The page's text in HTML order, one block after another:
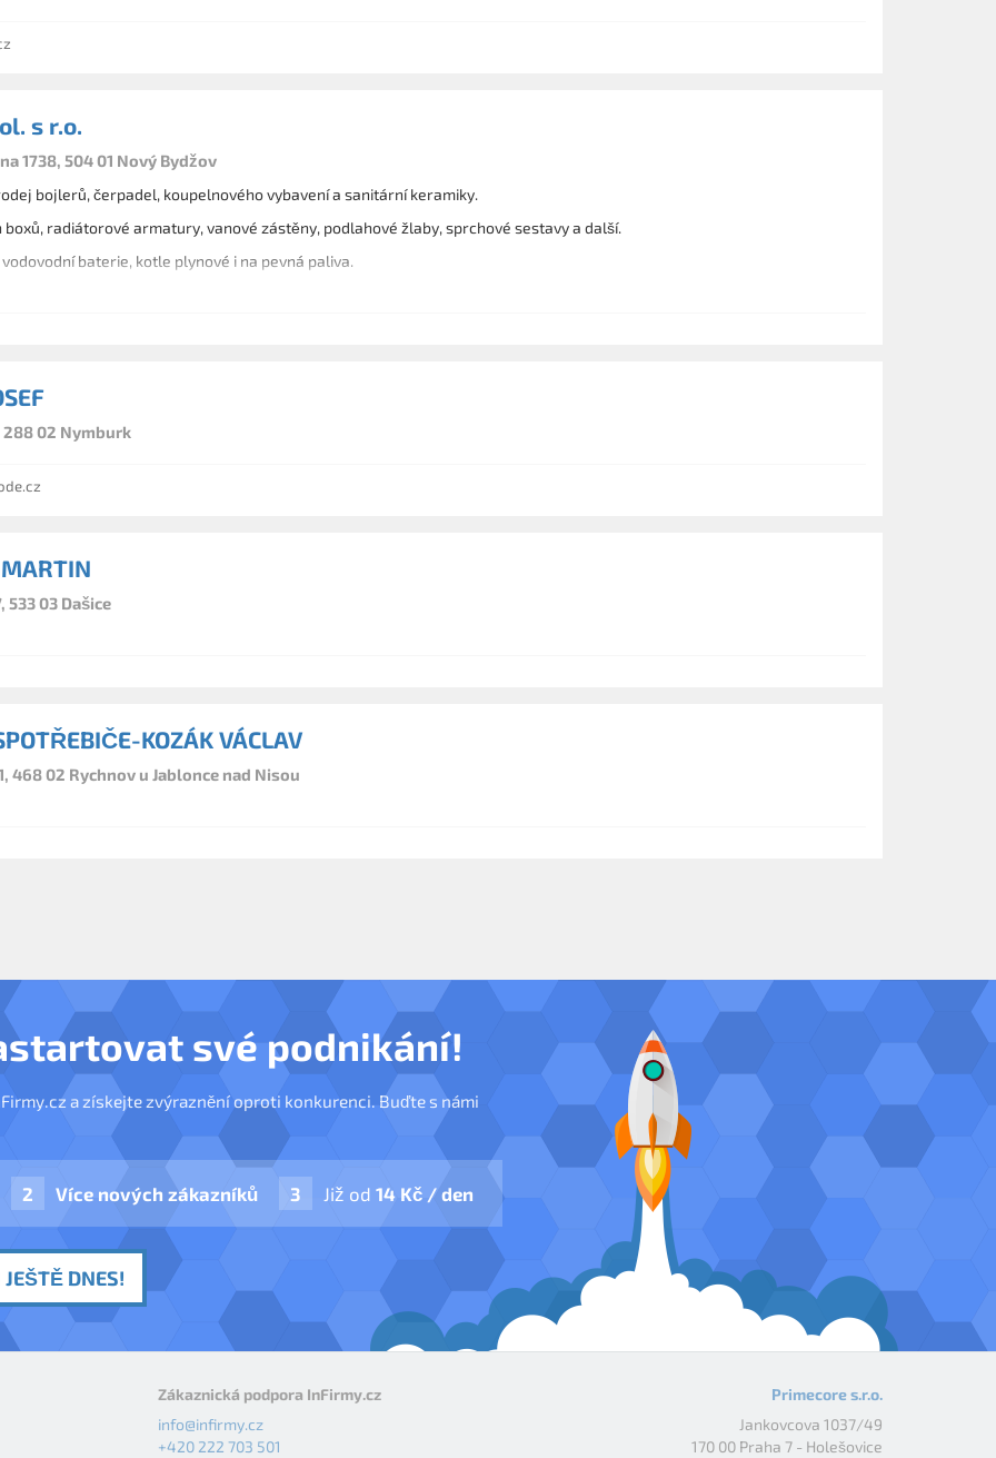
s r.o.
1738, 504 01 Nový Bydžov
bojlerů, čerpadel, koupelnového vybavení a sanitární keramiky.
boxů, radiátorové armatury, vanové zástěny, podlahové žlaby, sprchové sestavy a další.
baterie, kotle plynové i na pevná paliva.
288 02 Nymburk
533 03 Dašice
KOZÁK VÁCLAV
468 02 Rychnov u Jablonce nad Nisou
své podnikání!
a získejte zvýraznění oproti konkurenci. Buďte s námi
Více nových zákazníků Již od 14 Kč / den
DNES!
Zákaznická podpora InFirmy.cz
info@infirmy.cz
+420 222 703 501
Primecore s.r.o.
Jankovcova 1037/49
170 00 Praha 7 - Holešovice